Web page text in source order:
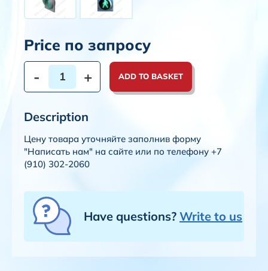
Price по запросу
- + ADD TO BASKET
Description
Цену товара уточняйте заполнив форму
"Написать нам" на сайте или по телефону +7
(910) 302-2060
Have questions? Write to us